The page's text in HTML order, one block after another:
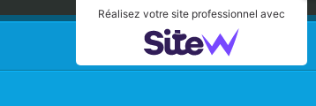
Réalisez votre site professionnel avec